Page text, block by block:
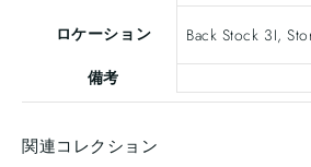
ロケーション
Back Stock 3I,
備考
関連コレクション